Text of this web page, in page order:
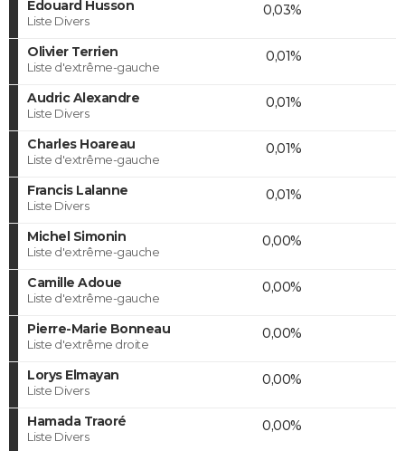
Edouard Husson
Liste Divers
0,03%
Olivier Terrien
Liste d'extrême-gauche
0,01%
Audric Alexandre
Liste Divers
0,01%
Charles Hoareau
Liste d'extrême-gauche
0,01%
Francis Lalanne
Liste Divers
0,01%
Michel Simonin
Liste d'extrême-gauche
0,00%
Camille Adoue
Liste d'extrême-gauche
0,00%
Pierre-Marie Bonneau
Liste d'extrême droite
0,00%
Lorys Elmayan
Liste Divers
0,00%
Hamada Traoré
Liste Divers
0,00%